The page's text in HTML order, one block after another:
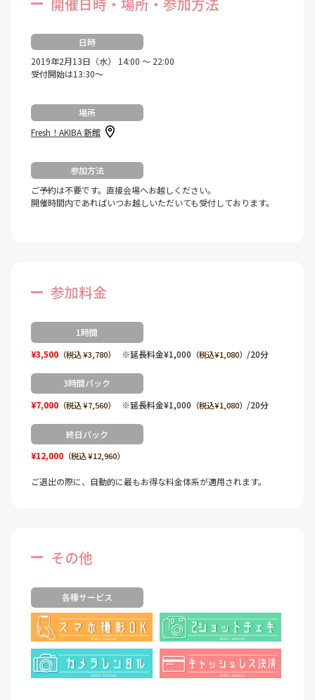
日時
2019年2月13日（水） 14:00 ～ 22:00
受付開始は13:30～
場所
Fresh！AKIBA 新館
参加方法
ご予約は不要です。直接会場へお越しください。
開催時間内であればいつお越しいただいても受付しております。
参加料金
1時間
¥3,500（税込 ¥3,780） ※延長料金¥1,000 （税込¥1,080） /20分
3時間パック
¥7,000（税込 ¥7,560） ※延長料金¥1,000 （税込¥1,080） /20分
終日パック
¥12,000（税込 ¥12,960）
ご退出の際に、自動的に最もお得な料金体系が適用されます。
その他
各種サービス